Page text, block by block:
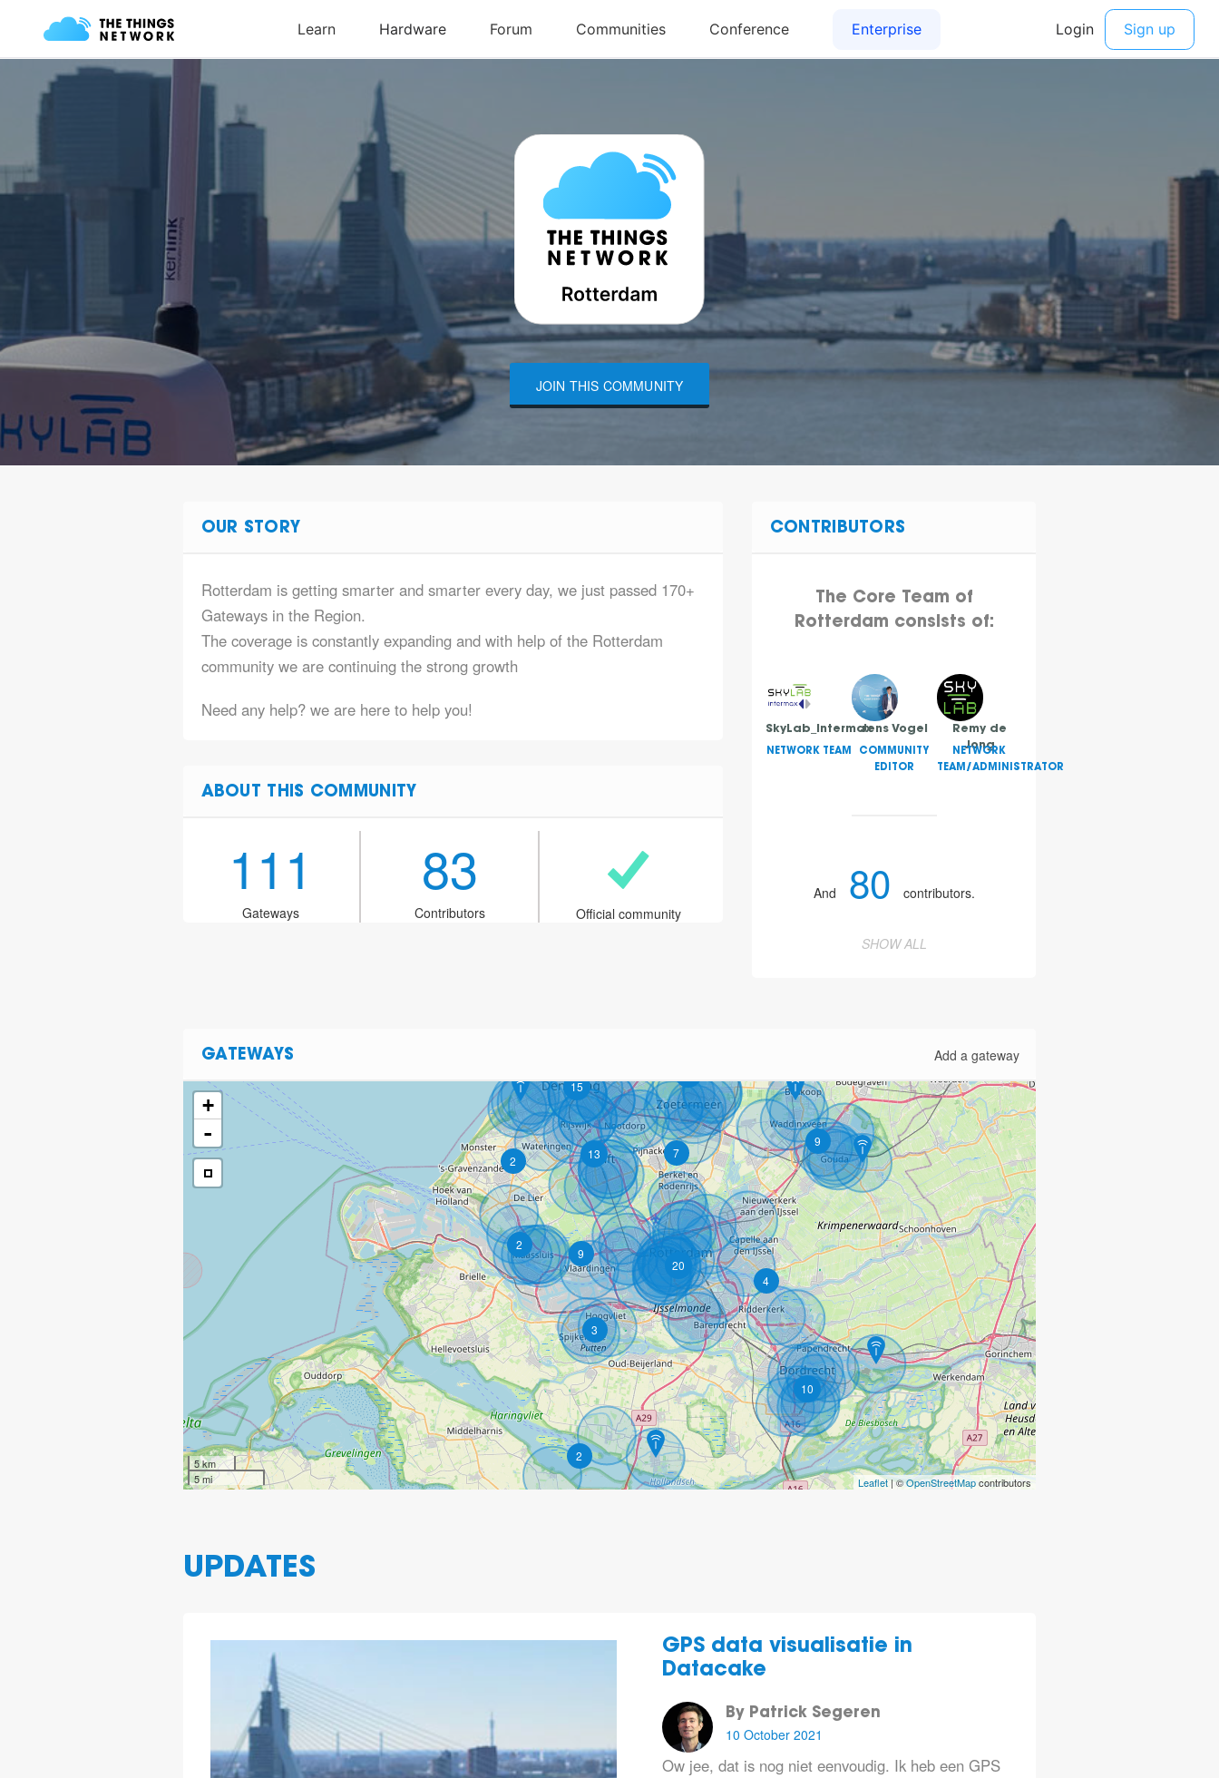
JOIN THIS COMMUNITY
OUR STORY
Rotterdam is getting smarter and smarter every day, we just passed 170+
Gateways in the Region.
The coverage is constantly expanding and with help of the Rotterdam
community we are continuing the strong growth
Need any help? we are here to help you!
ABOUT THIS COMMUNITY
111
Gateways
83
Contributors Official community
CONTRIBUTORS
The Core Team of
Rotterdam consists of:
SkyLab_Intermax
NETWORK TEAM
Jens Vogel
COMMUNITY
EDITOR
Remy de
Jong
NETWORK
TEAM/ADMINISTRATOR
And 80 contributors.
SHOW ALL
GATEWAYS Add a gateway
2
2
15
9
13
2
3
7
20
4
9
10
+
-
5 km
5 mi
Leaflet| ©OpenStreetMapcontributors
UPDATES
GPS data visualisatie in
Datacake
By Patrick Segeren
10 October 2021
Ow jee, dat is nog niet eenvoudig. Ik heb een GPS